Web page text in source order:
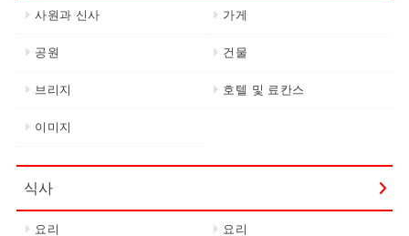
사원과 신사 가게
공원 건물
브리지 호텔 및 료칸스
이미지
식사
요리 요리